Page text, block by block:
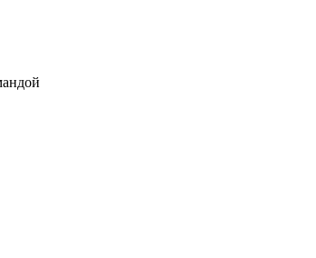
для тебя обзор на